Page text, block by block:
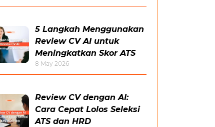
5 Langkah Menggunakan
Review CV AI untuk
Meningkatkan Skor ATS
8 May 2026
Review CV dengan AI:
Cara Cepat Lolos Seleksi
ATS dan HRD